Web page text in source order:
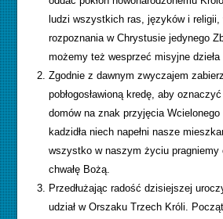
ludzi wszystkich ras, języków i religii,
rozpoznania w Chrystusie jedynego
możemy też wesprzeć misyjne dzieła
Zgodnie z dawnym zwyczajem
pobłogosławioną kredę, aby
domów na znak przyjęcia
kadzidła niech napełni nasze
wszystko w naszym życiu
chwałę Bożą.
Przedłużając radość dzisiejszej
udział w Orszaku Trzech Króli.